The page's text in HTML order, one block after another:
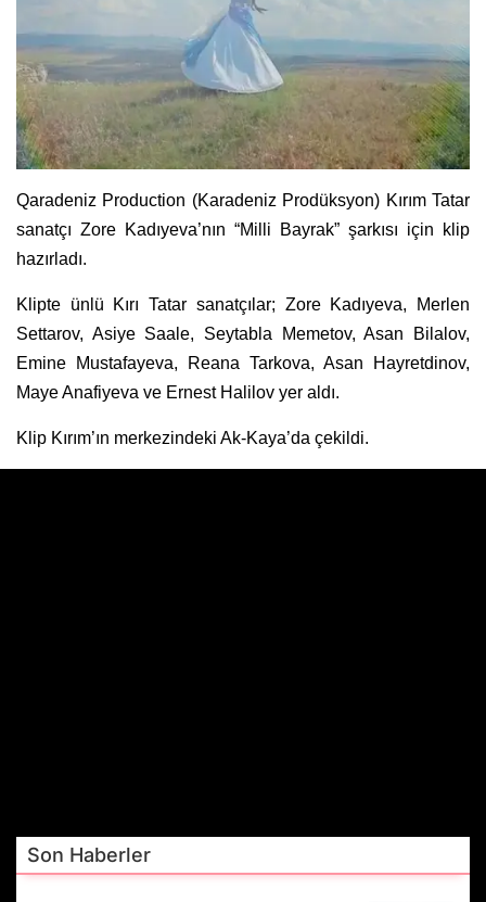
Qaradeniz Production (Karadeniz Prodüksyon) Kırım Tatar
sanatçı Zore Kadıyeva’nın “Milli Bayrak” şarkısı için klip
hazırladı.
Klipte ünlü Kırı Tatar sanatçılar; Zore Kadıyeva, Merlen
Settarov, Asiye Saale, Seytabla Memetov, Asan Bilalov,
Emine Mustafayeva, Reana Tarkova, Asan Hayretdinov,
Maye Anafiyeva ve Ernest Halilov yer aldı.
Klip Kırım’ın merkezindeki Ak-Kaya’da çekildi.
Son Haberler